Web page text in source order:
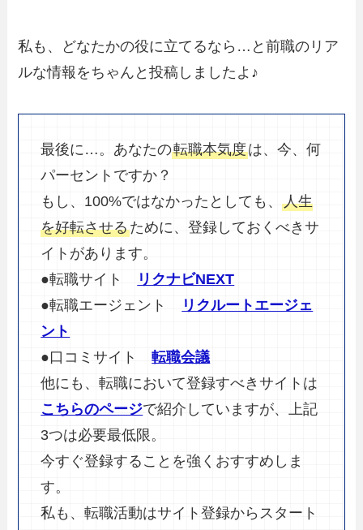
私も、どなたかの役に立てるなら…と前職のリア
ルな情報をちゃんと投稿しましたよ♪
最後に…。あなたの転職本気度は、今、何
パーセントですか？
もし、100%ではなかったとしても、人生
を好転させるために、登録しておくべきサ
イトがあります。
●転職サイト
リクナビNEXT
●転職エージェント
リクルートエージェ
ント
●口コミサイト転職会議
他にも、転職において登録すべきサイトは
こちらのページで紹介していますが、上記
3つは必要最低限。
今すぐ登録することを強くおすすめしま
す。
私も、転職活動はサイト登録からスタート